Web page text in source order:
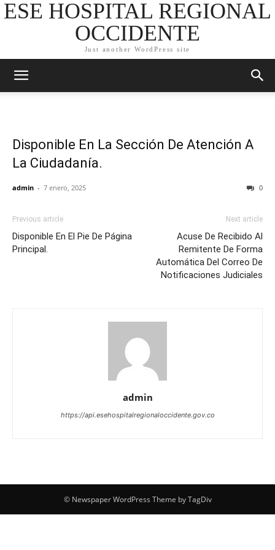
ESE HOSPITAL REGIONAL
OCCIDENTE
Just another WordPress site
Disponible En La Sección De Atención A
La Ciudadanía.
admin - 7 enero, 2025 0
Previous article
Disponible En El Pie De Página
Principal.
Next article
Acuse De Recibido Al
Remitente De Forma
Automática Del Correo De
Notificaciones Judiciales
admin
https://api.esehospitalregionaloccidente.gov.co
© Newspaper WordPress Theme by TagDiv